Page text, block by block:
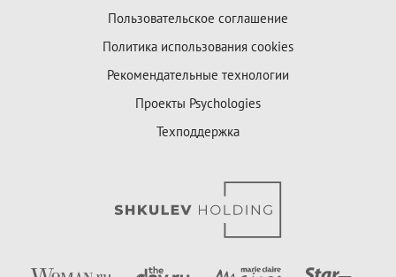
Пользовательское соглашение
Политика использования cookies
Рекомендательные технологии
Проекты Psychologies
Техподдержка